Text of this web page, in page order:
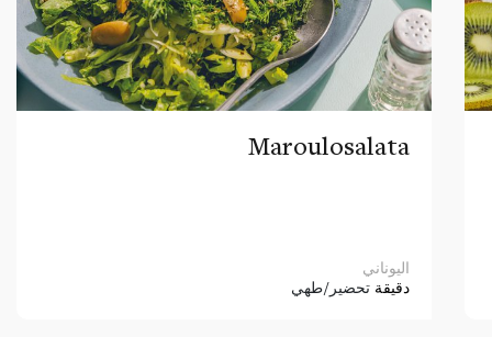
Maroulosalata
اليوناني
دقيقة تحضير/طهي